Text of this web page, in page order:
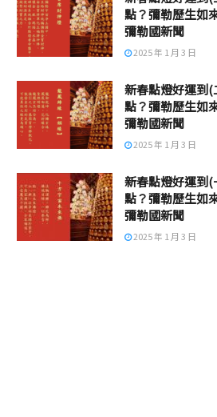
點？彌勒歷生如
彌勒國新聞
2025 年 1 月 3 日
新春點燈好運到
點？彌勒歷生如
彌勒國新聞
2025 年 1 月 3 日
新春點燈好運到
點？彌勒歷生如
彌勒國新聞
2025 年 1 月 3 日